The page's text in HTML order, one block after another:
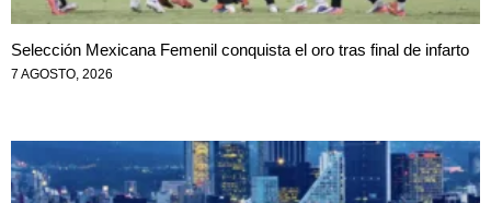
Selección Mexicana Femenil conquista el oro tras final de infarto
7 AGOSTO, 2026